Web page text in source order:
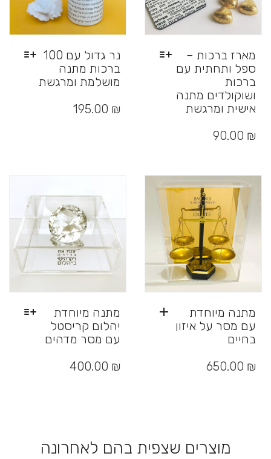
נר גדול עם 100
ברכות מתנה
מושלמת ומרגשת
זה
בעמוד
המוצר
195.00 ₪
מארז ברכות –
ספל ותחתית עם
ברכות
ושוקולדים מתנה
אישית ומרגשת
זה
לבחור
האפשרויות
המוצר
90.00 ₪
מתנה מיוחדת
יהלום קריסטל
עם מסר מדהים
זה
האפשרויות
400.00 ₪
מתנה מיוחדת
עם מסר על איזון
בחיים
650.00 ₪
מוצרים שצפית בהם לאחרונה